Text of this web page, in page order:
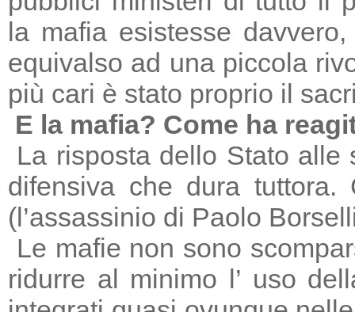
la mafia esistesse
equivalso ad una piccola
più cari è stato proprio il
E la mafia? Come ha
La risposta dello Stato alle
difensiva che dura
(l’assassinio di Paolo
Le mafie non sono
ridurre al minimo l’ uso